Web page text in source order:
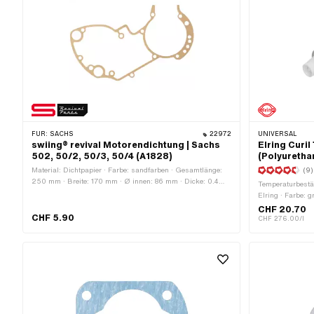
FÜR: SACHS 22972
swiing® revival Motorendichtung | Sachs
502, 50/2, 50/3, 50/4 (A1828)
Material: Dichtpapier · Farbe: sandfarben · Gesamtlänge:
250 mm · Breite: 170 mm · Ø innen: 86 mm · Dicke: 0.4
Pony OEM-Nr.: A1828 · Sachs OEM-Nr.: 0250 088 100
CHF 5.90
UNIVERSAL
Elring Curil
(9)
Elring · Farbe:
mm ·
CHF 20.70
CHF 276.00/l